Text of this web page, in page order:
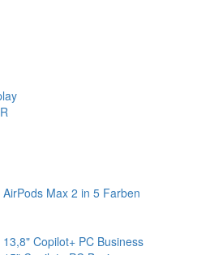
AirPods Max 2 in 5 Farben
Copilot+ PC Business